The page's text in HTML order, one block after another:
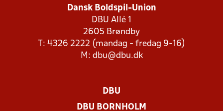
Dansk Boldspil-Union
DBU Allé 1
2605 Brøndby
T: 4326 2222 (mandag - fredag 9-16)
M: dbu@dbu.dk
DBU
DBU BORNHOLM